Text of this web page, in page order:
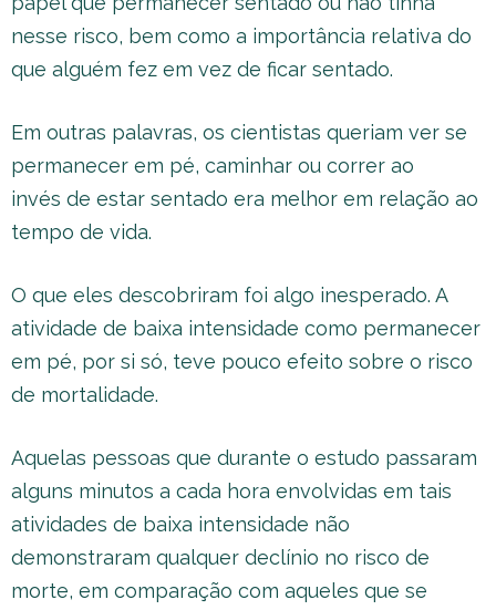
nesse risco, bem como a importância relativa do
que alguém fez em vez de ficar sentado.
Em outras palavras, os cientistas queriam ver se
permanecer em pé, caminhar ou correr ao
invés de estar sentado era melhor em relação ao
tempo de vida.
O que eles descobriram foi algo inesperado. A
atividade de baixa intensidade como permanecer
em pé, por si só, teve pouco efeito sobre o risco
de mortalidade.
Aquelas pessoas que durante o estudo passaram
alguns minutos a cada hora envolvidas em tais
atividades de baixa intensidade não
demonstraram qualquer declínio no risco de
morte, em comparação com aqueles que se